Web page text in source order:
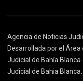
Agencia de Noticias
Desarrollada por el
Judicial de Bahía
Judicial de Bahia Blanca.